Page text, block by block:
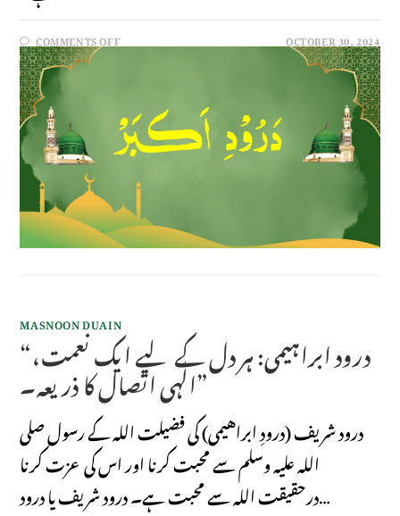
COMMENTS OFF OCTOBER 30, 2024
MASNOON DUAIN
“درود ابراہیمی: ہر دل کے لیے ایک نعمت،
الٰہی اتصال کا ذریعہ۔”
درود شریف (درودِ ابراهیمی) کی فضیلت اللہ کے رسول صلی
اللہ علیہ وسلم سے محبت کرنا اور اس کی عزت کرنا
درحقیقت اللہ سے محبت ہے۔ درود شریف یا درود…